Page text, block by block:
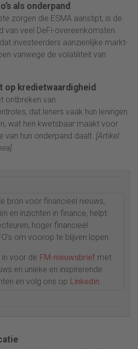
als onderpand
zorgen die ESMA aanstipt, is de
van veel DeFi-overeenkomsten.
investeerders aanzienlijke markt-
vanwege de volatiliteit van
op kredietwaardigheid
ontbreken van
dat leners vaak hun leningen
wat hen kwetsbaar maakt voor
van hun onderpand daalt. [Artikel
bron voor financieel nieuws,
en inzichten in finance, helpt
hoger financieel
om voorop te blijven lopen.
in voor de FM-nieuwsbrief met
en unieke en inspirerende
en volg ons op Linkedin.